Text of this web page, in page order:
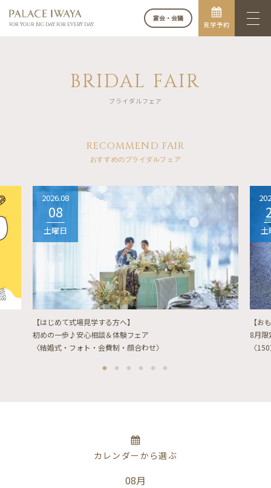
FOR YOUR BIG DAY. FOR EVERY DAY.
宴会・会議
見学予約
BRIDAL FAIR
ブライダルフェア
RECOMMEND FAIR
おすすめのブライダルフェア
2026.08
08
土曜日
【はじめて式場見学する方へ】
初めの一歩♪安心相談＆体験フェア
〈結婚式・フォト・会費制・顔合わせ〉
土
【お
8月限
〈
カレンダーから選ぶ
08月